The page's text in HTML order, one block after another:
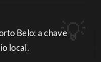
Belo: a chave
local.